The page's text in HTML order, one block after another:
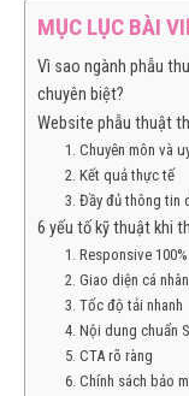
MỤC LỤC BÀI
Vì sao ngành phẫu
chuyên biệt?
Website phẫu thuật
1. Chuyên môn và
2. Kết quả thực tế
3. Đầy đủ thông tin
6 yếu tố kỹ thuật khi
1. Responsive 100%
2. Giao diện cá
3. Tốc độ tải nhanh
4. Nội dung chuẩn
5. CTA rõ ràng
6. Chính sách bảo